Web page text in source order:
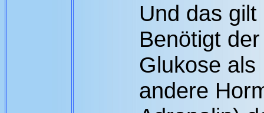
Und das
Benötigt
Glukose
andere